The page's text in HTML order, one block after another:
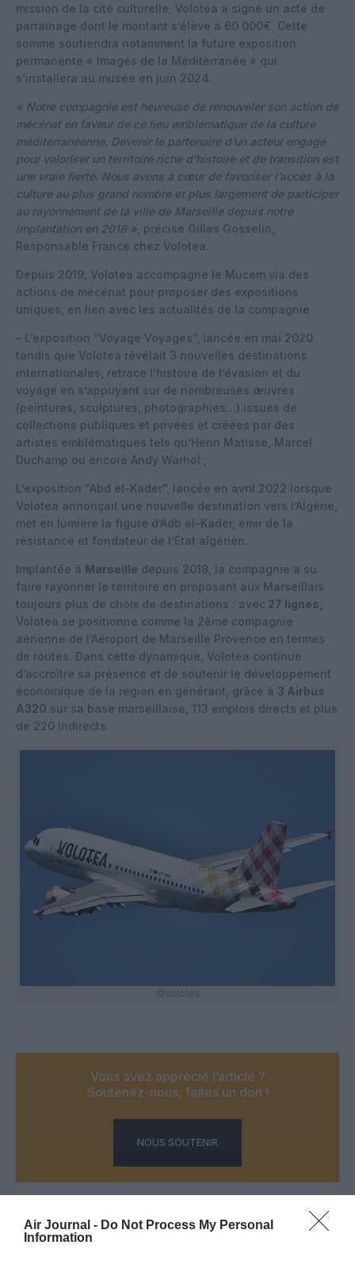
Air Journal - Do Not Process My Personal
Information
mission de la cité culturelle, Volotea a signé un acte de
parrainage dont le montant s’élève à 60 000€. Cette
somme soutiendra notamment la future exposition
permanente « Images de la Méditerranée » qui
s’installera au musée en juin 2024.
« Notre compagnie est heureuse de renouveler son action de
mécénat en faveur de ce lieu emblématique de la culture
méditerranéenne. Devenir le partenaire d’un acteur engagé
pour valoriser un territoire riche d’histoire et de transition est
une vraie fierté. Nous avons à cœur de favoriser l’accès à la
culture au plus grand nombre et plus largement de participer
au rayonnement de la ville de Marseille depuis notre
implantation en 2018 » , précise Gilles Gosselin,
Responsable France chez Volotea.
Depuis 2019, Volotea accompagne le Mucem via des
actions de mécénat pour proposer des expositions
uniques, en lien avec les actualités de la compagnie :
– L’exposition “Voyage Voyages”, lancée en mai 2020
tandis que Volotea révélait 3 nouvelles destinations
internationales, retrace l’histoire de l’évasion et du
voyage en s’appuyant sur de nombreuses œuvres
(peintures, sculptures, photographies…) issues de
collections publiques et privées et créées par des
artistes emblématiques tels qu’Henri Matisse, Marcel
Duchamp ou encore Andy Warhol ;
L’exposition “Abd el-Kader”, lancée en avril 2022 lorsque
Volotea annonçait une nouvelle destination vers l’Algérie,
met en lumière la figure d’Adb el-Kader, émir de la
résistance et fondateur de l’État algérien.
Implantée à Marseille depuis 2018, la compagnie a su
faire rayonner le territoire en proposant aux Marseillais
toujours plus de choix de destinations : avec 27 lignes,
Volotea se positionne comme la 2ème compagnie
aérienne de l’Aéroport de Marseille Provence en termes
de routes. Dans cette dynamique, Volotea continue
d’accroître sa présence et de soutenir le développement
économique de la région en générant, grâce à 3 Airbus
A320 sur sa base marseillaise, 113 emplois directs et plus
de 220 indirects.
©Volotea
Vous avez apprécié l’article ?
Soutenez-nous, faites un don !
NOUS SOUTENIR